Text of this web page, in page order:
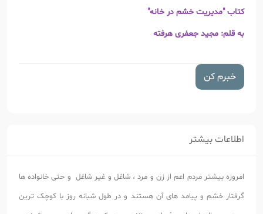
کتاب "مدیریت خشم در خانه"
به قلم: مجید جعفری هرفته
خبرم کن
اطلاعات بیشتر
امروزه بیشتر مردم اعم از زن و مرد ، شاغل و غیر شاغل و حتی خانواده ها
گرفتار خشم و پیامد های آن هستند و در طول شبانه روز با کوچک ترین